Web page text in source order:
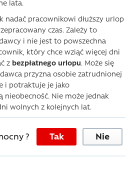
lata.
nadać pracownikowi dłuższy urlop
czas. Zależy to
i nie jest to powszechna
który chce wziąć więcej dni
z bezpłatnego urlopu. Może się
przyzna osobie zatrudnionej
i potraktuje je jako
nieobecność. Nie może jednak
wolnych z kolejnych lat.
? Tak Nie